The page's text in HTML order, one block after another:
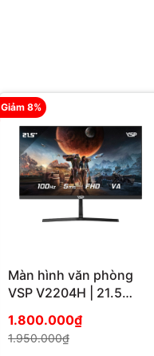
Giảm 8%
Màn hình văn phòng
VSP V2204H | 21.5
100Hz, 5ms, phẳng
1.800.000₫
1.950.000₫